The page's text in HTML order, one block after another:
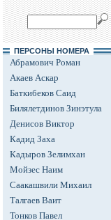
ПЕРСОНЫ НОМЕРА
Абрамович Роман
Акаев Аскар
Баткибеков Саид
Билялетдинов Зинэтула
Денисов Виктор
Кадид Заха
Кадыров Зелимхан
Мойзес Наим
Саакашвили Михаил
Талгаев Ваит
Тонков Павел